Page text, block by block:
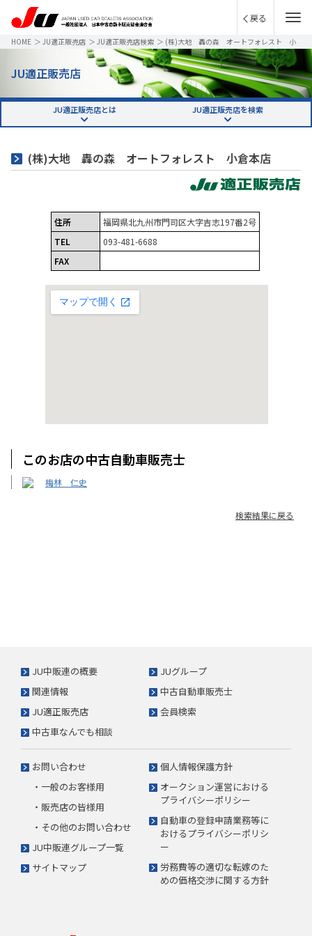
戻る
HOME ＞ JU適正販売店 ＞ JU適正販売店検索 ＞ (株)大地 轟の森 オートフォレスト 小
JU適正販売店
JU適正販売店とは JU適正販売店を検索
(株)大地 轟の森 オートフォレスト 小倉本店
住所
福岡県北九州市門司区大字吉志197番2号
TEL
093-481-6688
FAX
このお店の中古自動車販売士
梅林 仁史
検索結果に戻る
JU中販連の概要
JUグループ
関連情報
中古自動車販売士
JU適正販売店
会員検索
中古車なんでも相談
お問い合わせ
・一般のお客様用
・販売店の皆様用
・その他のお問い合わせ
JU中販連グループ一覧
サイトマップ
個人情報保護方針
オークション運営における
プライバシーポリシー
自動車の登録申請業務等に
おけるプライバシーポリシ
ー
労務費等の適切な転嫁のた
めの価格交渉に関する方針